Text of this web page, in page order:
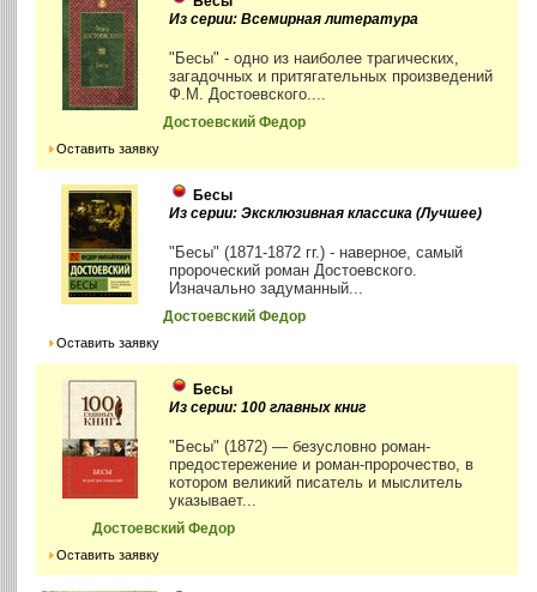
Из серии: Всемирная литература
"Бесы" - одно из наиболее трагических,
загадочных и притягательных произведений
Ф.М. Достоевского....
Достоевский Федор
Оставить заявку
Бесы
Из серии: Эксклюзивная классика (Лучшее)
"Бесы" (1871-1872 гг.) - наверное, самый
пророческий роман Достоевского.
Изначально задуманный...
Достоевский Федор
Оставить заявку
Бесы
Из серии: 100 главных книг
"Бесы" (1872) — безусловно роман-
предостережение и роман-пророчество, в
котором великий писатель и мыслитель
указывает...
Достоевский Федор
Оставить заявку